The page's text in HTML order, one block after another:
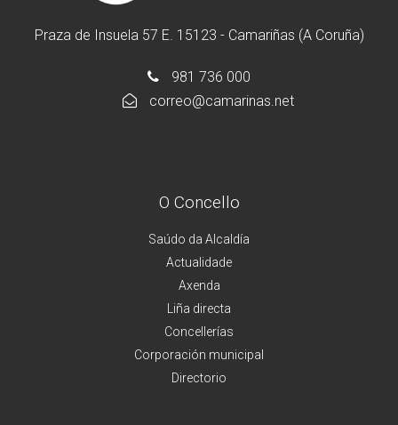
Praza de Insuela 57 E. 15123 - Camariñas (A Coruña)
981 736 000
correo@camarinas.net
O Concello
Saúdo da Alcaldía
Actualidade
Axenda
Liña directa
Concellerías
Corporación municipal
Directorio